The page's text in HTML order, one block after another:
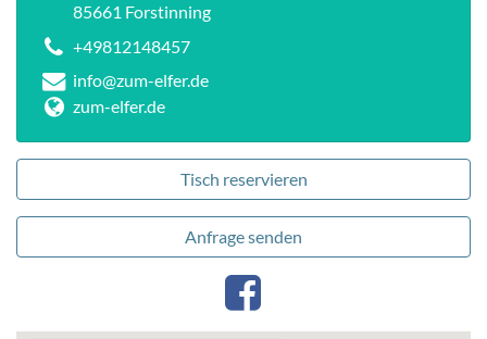
85661 Forstinning
+49812148457
info@zum-elfer.de
zum-elfer.de
Tisch reservieren
Anfrage senden